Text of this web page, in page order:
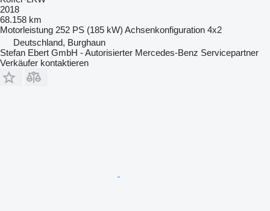
2018
68.158 km
Motorleistung 252 PS (185 kW) Achsenkonfiguration 4x2
Deutschland, Burghaun
Stefan Ebert GmbH - Autorisierter Mercedes-Benz Servicepartner
Verkäufer kontaktieren